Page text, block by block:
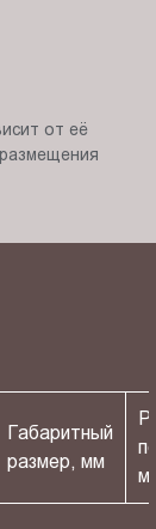
от её
Габаритный
размер, мм